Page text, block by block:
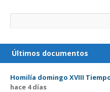
Buscar
Últimos documentos
Homilía domingo XVIII
hace 4 días